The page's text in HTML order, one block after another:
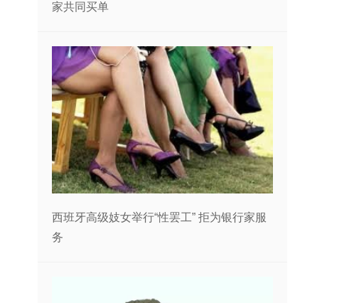
家共同买单
西班牙高级妓女举行“性罢工” 拒为银行家服
务